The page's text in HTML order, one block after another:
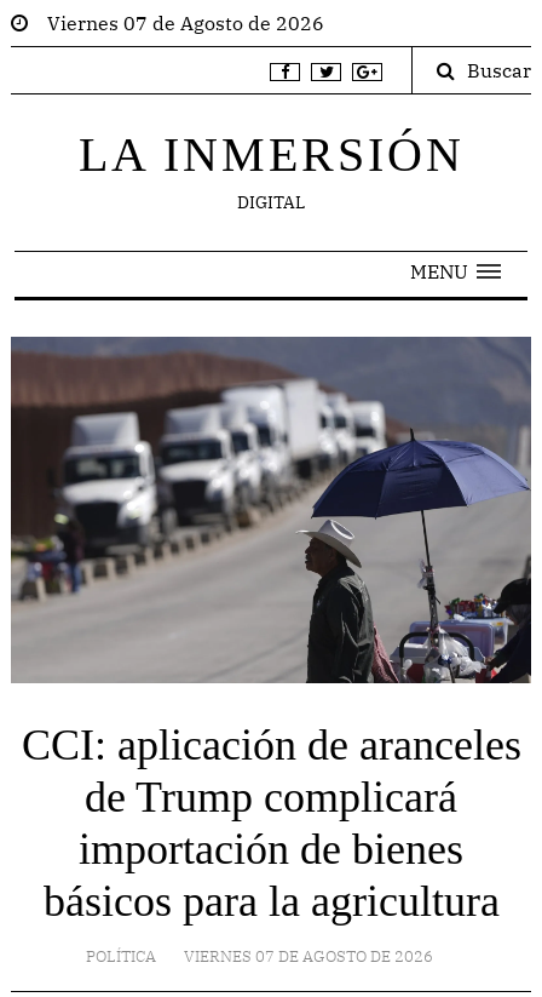
Viernes 07 de Agosto de 2026
Buscar
LA INMERSIÓN
DIGITAL
MENU
CCI: aplicación de aranceles
de Trump complicará
importación de bienes
básicos para la agricultura
POLÍTICA VIERNES 07 DE AGOSTO DE 2026